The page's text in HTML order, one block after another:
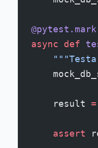
async def
    result
=
    assert